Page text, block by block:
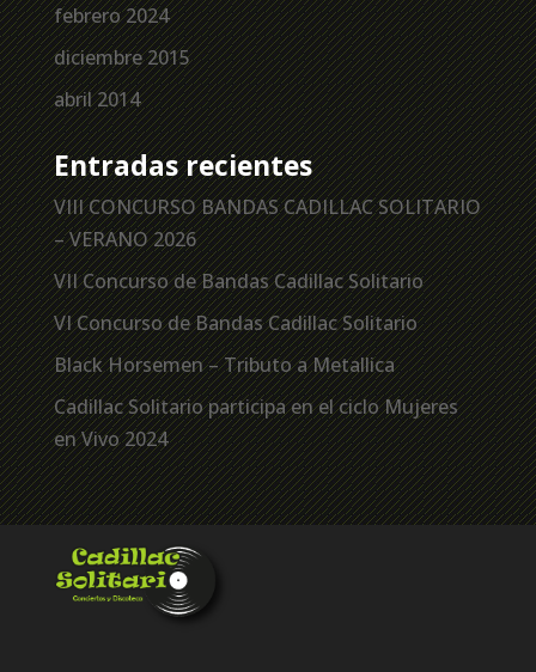
febrero 2024
diciembre 2015
abril 2014
Entradas recientes
VIII CONCURSO BANDAS CADILLAC SOLITARIO
– VERANO 2026
VII Concurso de Bandas Cadillac Solitario
VI Concurso de Bandas Cadillac Solitario
Black Horsemen – Tributo a Metallica
Cadillac Solitario participa en el ciclo Mujeres
en Vivo 2024